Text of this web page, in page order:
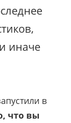
иначе
в
что вы